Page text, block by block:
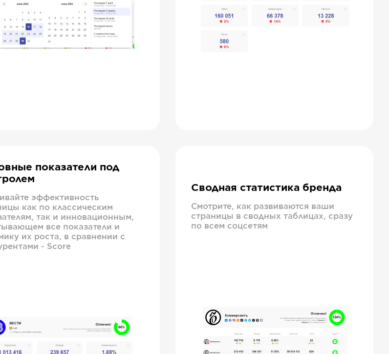
показатели под
эффективность
как по классическим
так и инновационным,
все показатели и
их роста, в сравнении с
- Score
Сводная статистика бренда
Смотрите, как развиваются ваши
страницы в сводных таблицах, сразу
по всем соцсетям